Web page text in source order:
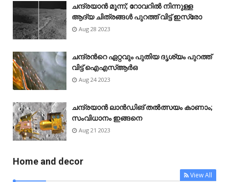
ചന്ദ്രയാൻ മൂന്ന്; റോവറിൽ നിന്നുള്ള
ആദ്യ ചിത്രങ്ങൾ പുറത്ത് വിട്ട് ഇസ്രോ
Aug 28 2023
ചന്ദ്രന്‍റെ ഏറ്റവും പുതിയ ദൃശ്യം പുറത്ത്
വിട്ട് ഐഎസ്ആർഒ
Aug 24 2023
ചന്ദ്രയാൻ ലാൻഡിങ് തൽത്സയം കാണാം;
സംവിധാനം ഇങ്ങനെ
Aug 21 2023
Home and decor
View All